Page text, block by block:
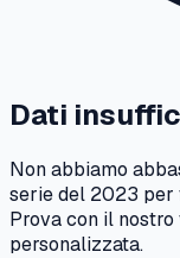
Dati
Non abbiamo
seriedel 2023 per
Prova con il
personalizzata.